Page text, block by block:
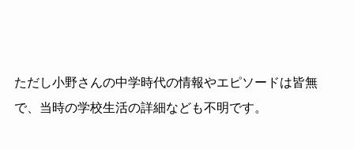
ただし小野さんの中学時代の情報やエピソードは皆無
で、当時の学校生活の詳細なども不明です。